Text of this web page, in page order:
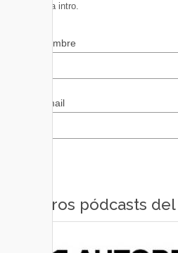
pulsa intro.
Nombre
Email
Otros pódcasts